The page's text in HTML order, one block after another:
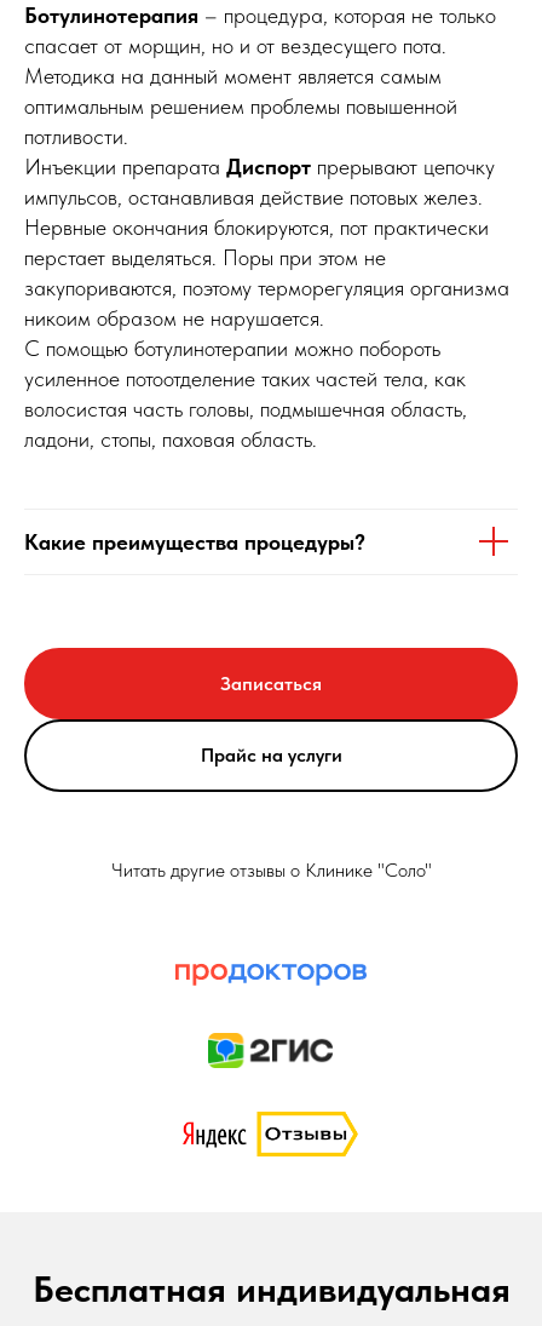
Ботулинотерапия – процедура, которая не только
спасает от морщин, но и от вездесущего пота.
Методика на данный момент является самым
оптимальным решением проблемы повышенной
потливости.
Инъекции препарата Диспорт прерывают цепочку
импульсов, останавливая действие потовых желез.
Нервные окончания блокируются, пот практически
перстает выделяться. Поры при этом не
закупориваются, поэтому терморегуляция организма
никоим образом не нарушается.
С помощью ботулинотерапии можно побороть
усиленное потоотделение таких частей тела, как
волосистая часть головы, подмышечная область,
ладони, стопы, паховая область.
Какие преимущества процедуры?
Записаться
Прайс на услуги
Читать другие отзывы о Клинике "Соло"
Бесплатная индивидуальная